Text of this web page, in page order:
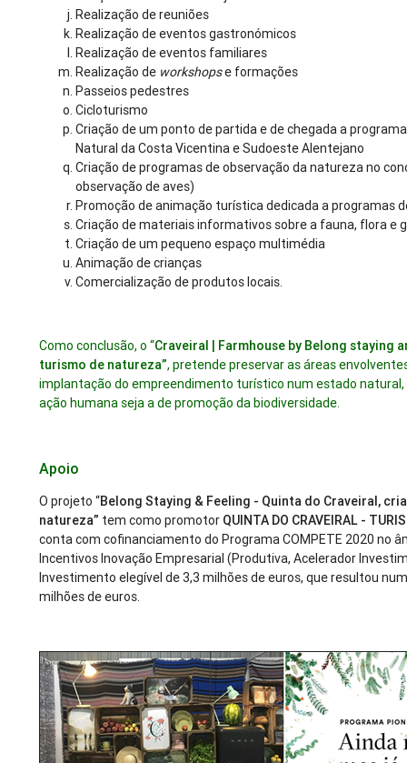
Realização de reuniões
Realização de eventos gastronómicos
Realização de eventos familiares
Realização de workshopse formações
Passeios pedestres
Cicloturismo
Criação de um ponto de partida e de chegada a
Natural da Costa Vicentina e Sudoeste Alentejano
Criação de programas de observação da natureza no
observação de aves)
Promoção de animação turística dedicada a programas
Criação de materiais informativos sobre a fauna, flora e
Criação de um pequeno espaço multimédia
Animação de crianças
Comercialização de produtos locais.
Como conclusão, o “Craveiral | Farmhouse by Belong staying
turismo de natureza”, pretende preservar as áreas
implantação do empreendimento turístico num estado natural,
ação humana seja a de promoção da biodiversidade.
Apoio
O projeto “Belong Staying & Feeling - Quinta do Craveiral,
natureza” tem como promotor QUINTA DO CRAVEIRAL -
conta com cofinanciamento do Programa COMPETE 2020 no
Incentivos Inovação Empresarial (Produtiva, Acelerador
Investimento elegível de 3,3 milhões de euros, que resultou
milhões de euros.